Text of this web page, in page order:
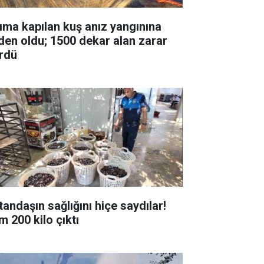
kapılan kuş anız yangınına
oldu; 1500 dekar alan zarar
sağlığını hiçe saydılar!
200 kilo çıktı